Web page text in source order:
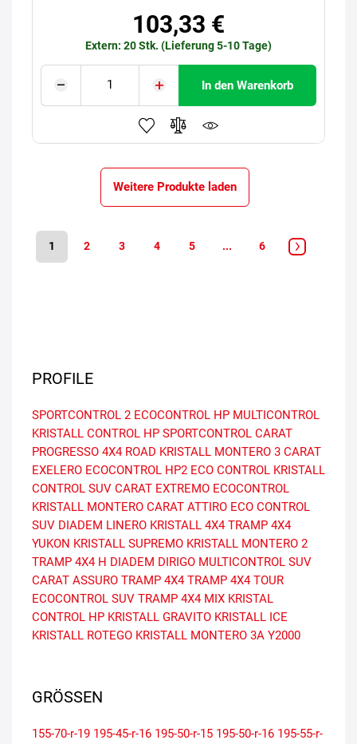
103,33 €
Extern: 20 Stk. (Lieferung 5-10 Tage)
In den Warenkorb
Weitere Produkte laden
1 2 3 4 5 ... 6
PROFILE
SPORTCONTROL 2 ECOCONTROL HP MULTICONTROL
KRISTALL CONTROL HP SPORTCONTROL CARAT
PROGRESSO 4X4 ROAD KRISTALL MONTERO 3 CARAT
EXELERO ECOCONTROL HP2 ECO CONTROL KRISTALL
CONTROL SUV CARAT EXTREMO ECOCONTROL
KRISTALL MONTERO CARAT ATTIRO ECO CONTROL
SUV DIADEM LINERO KRISTALL 4X4 TRAMP 4X4
YUKON KRISTALL SUPREMO KRISTALL MONTERO 2
TRAMP 4X4 H DIADEM DIRIGO MULTICONTROL SUV
CARAT ASSURO TRAMP 4X4 TRAMP 4X4 TOUR
ECOCONTROL SUV TRAMP 4X4 MIX KRISTAL
CONTROL HP KRISTALL GRAVITO KRISTALL ICE
KRISTALL ROTEGO KRISTALL MONTERO 3A Y2000
GRÖSSEN
155-70-r-19 195-45-r-16 195-50-r-15 195-50-r-16 195-55-r-